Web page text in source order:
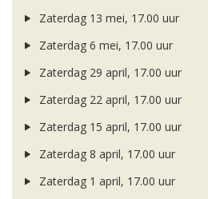
Zaterdag 13 mei, 17.00 uur
Zaterdag 6 mei, 17.00 uur
Zaterdag 29 april, 17.00 uur
Zaterdag 22 april, 17.00 uur
Zaterdag 15 april, 17.00 uur
Zaterdag 8 april, 17.00 uur
Zaterdag 1 april, 17.00 uur